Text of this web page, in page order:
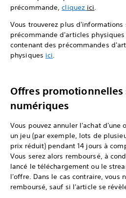
précommande,cliquez ici.
Vous trouverez plus
précommande d'articles
contenant des précommandes
physiques ici.
Offres promotionnelles
numériques
Vous pouvez annuler l'achat d'une
un jeu (par exemple, lots de
prix réduit) pendant 14 jours à
Vous serez alors remboursé, à
lancé le téléchargement ou le
l'offre. Dans le cas contraire, vous
remboursé, sauf si l'article se